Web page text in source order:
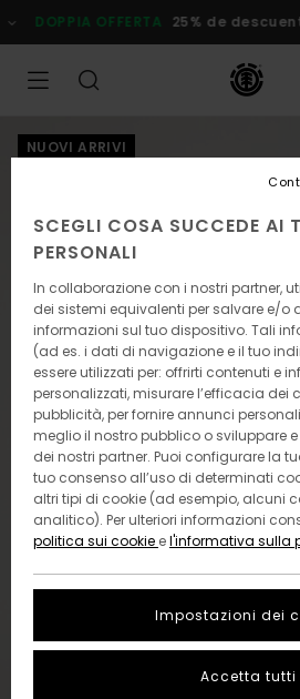
alle
informazioni
prodotto
DOPPIA OFFERTA 25% de descuento
NUOVI ARRIVI
SCEGLI COSA SUCCEDE AI
PERSONALI
In collaborazione con i nostri partner,
dei sistemi equivalenti per salvare e/o
informazioni sul tuo dispositivo. Tali
(ad es. i dati di navigazione e il tuo
essere utilizzati per: offrirti contenuti e
personalizzati, misurare l’efficacia dei
pubblicità, per fornire annunci
meglio il nostro pubblico o sviluppare
dei nostri partner. Puoi configurare la
tuo consenso all’uso di determinati
altri tipi di cookie (ad esempio, alcuni
analitico). Per ulteriori informazioni
politica sui cookie el'informativa sulla
Impostazioni dei
Accetta tutti